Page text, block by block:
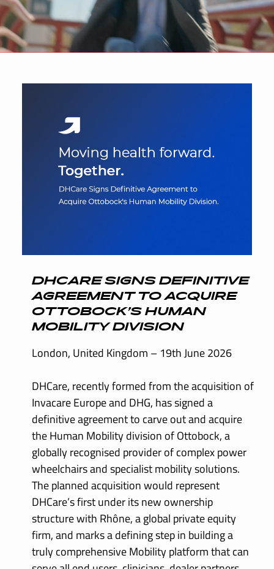
DHCARE SIGNS DEFINITIVE
AGREEMENT TO ACQUIRE
OTTOBOCK’S HUMAN
MOBILITY DIVISION
London, United Kingdom – 19th June 2026
DHCare, recently formed from the acquisition of
Invacare Europe and DHG, has signed a
definitive agreement to carve out and acquire
the Human Mobility division of Ottobock, a
globally recognised provider of complex power
wheelchairs and specialist mobility solutions.
The planned acquisition would represent
DHCare’s first under its new ownership
structure with Rhône, a global private equity
firm, and marks a defining step in building a
truly comprehensive Mobility platform that can